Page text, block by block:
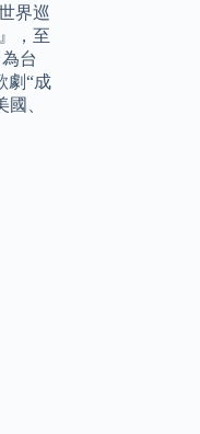
界巡
，至
台
劇“成
、